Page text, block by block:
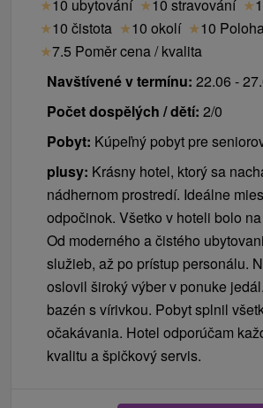
★10 ubytování ★10 stravování ★
★10 čistota ★10 okolí ★10
★7.5 Poměr cena / kvalita
Navštívené v termínu: 22.06 -
Počet dospělých / dětí: 2/0
Pobyt: Kúpeľný pobyt pre
plusy: Krásny hotel, ktorý sa
nádhernom prostredí. Ideálne
odpočinok. Všetko v hoteli bolo
Od moderného a čistého
služieb, až po prístup personálu.
oslovil široký výber v ponuke
bazén s vírivkou. Pobyt splnil
očakávania. Hotel odporúčam
kvalitu a špičkový servis.